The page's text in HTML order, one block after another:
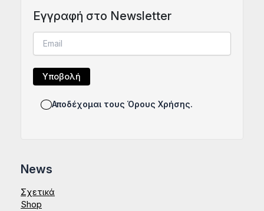
Eγγραφή στο Newsletter
Αποδέχομαι τους Όρους Χρήσης.
News
Σχετικά
Shop